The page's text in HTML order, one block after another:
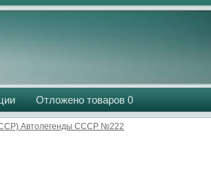
Отложено товаров 0
Автолегенды СССР №222